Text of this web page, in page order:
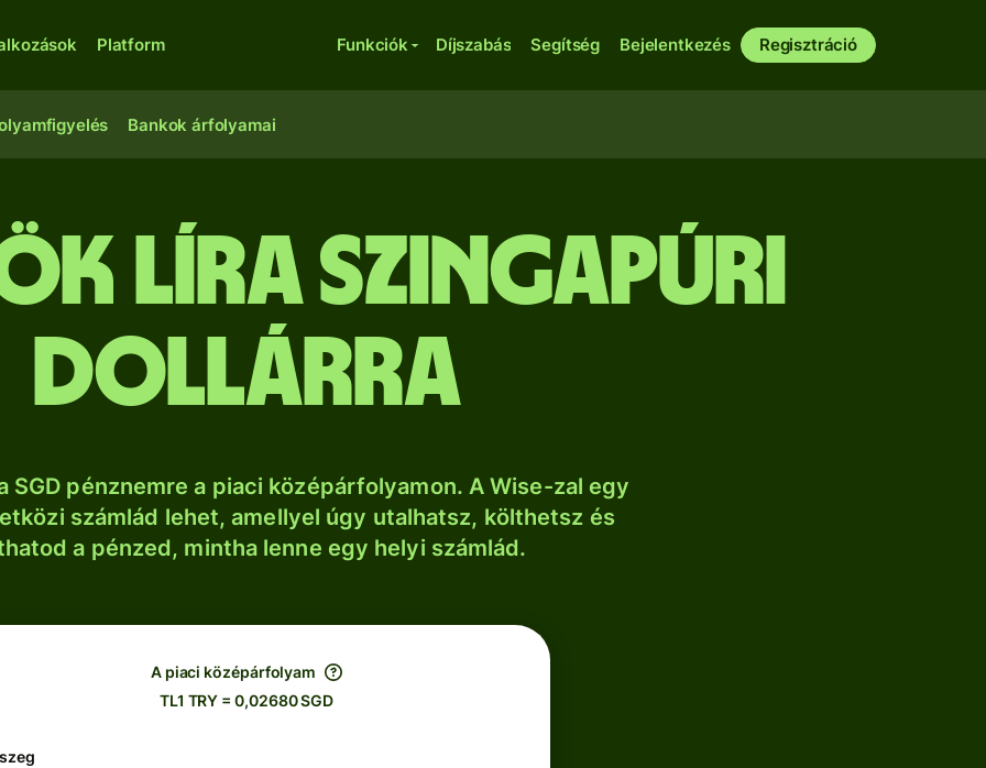
Platform Funkciók Díjszabás Segítség Bejelentkezés Regisztráció
Bankok árfolyamai
líra szingapúri
dollárra
SGD pénznemre a piaci középárfolyamon. A Wise-zal egy
számlád lehet, amellyel úgy utalhatsz, költhetsz és
a pénzed, mintha lenne egy helyi számlád.
A piaci középárfolyam
TL1 TRY = 0,02680 SGD